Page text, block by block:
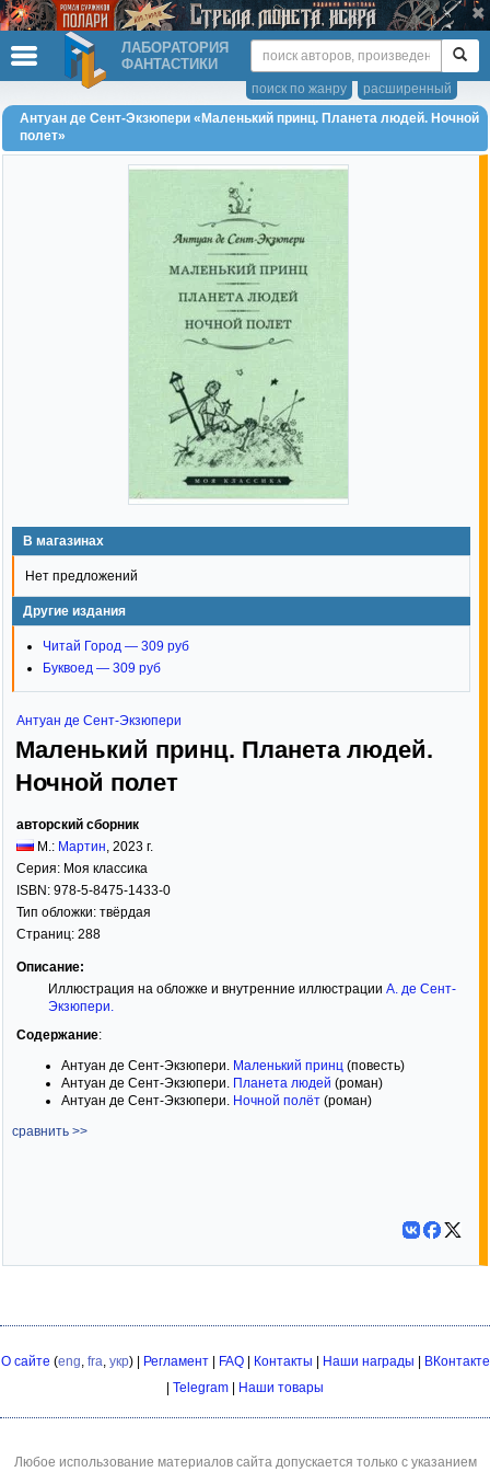
ЛАБОРАТОРИЯ
ФАНТАСТИКИ
расширенный
поиск по жанру
Антуан де Сент-Экзюпери «Маленький принц. Планета людей. Ночной
полет»
В магазинах
Нет предложений
Другие издания
Читай Город — 309 руб
Буквоед — 309 руб
Антуан де Сент-Экзюпери
Маленький принц. Планета людей.
Ночной полет
авторский сборник
М.: Мартин, 2023 г.
Серия: Моя классика
ISBN: 978-5-8475-1433-0
Тип обложки: твёрдая
Страниц: 288
Описание:
Иллюстрация на обложке и внутренние иллюстрации А. де Сент-
Экзюпери.
Содержание:
Антуан де Сент-Экзюпери. Маленький принц (повесть)
Антуан де Сент-Экзюпери. Планета людей (роман)
Антуан де Сент-Экзюпери. Ночной полёт (роман)
сравнить >>
О сайте (eng, fra, укр) | Регламент| FAQ| Контакты Наши награды
ВКонтакте
Telegram Наши товары
Любое использование материалов сайта допускается только с указанием